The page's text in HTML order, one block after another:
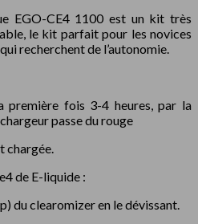
EGO-CE4 1100 est un kit très
le kit parfait pour les novices
recherchent de l’autonomie.
première fois 3-4 heures, par la
passe du rouge
chargée.
de E-liquide :
du clearomizer en le dévissant.